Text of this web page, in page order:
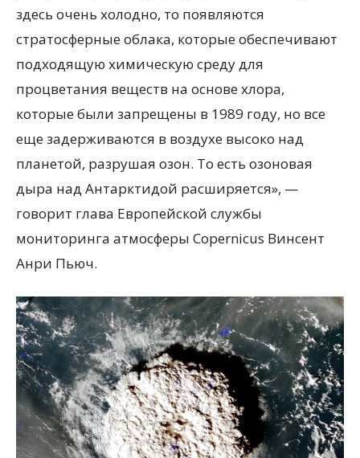
здесь очень холодно, то появляются
стратосферные облака, которые обеспечивают
подходящую химическую среду для
процветания веществ на основе хлора,
которые были запрещены в 1989 году, но все
еще задерживаются в воздухе высоко над
планетой, разрушая озон. То есть озоновая
дыра над Антарктидой расширяется», —
говорит глава Европейской службы
мониторинга атмосферы Copernicus Винсент
Анри Пьюч.